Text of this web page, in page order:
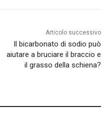
Articolo successivo
Il bicarbonato di sodio può
aiutare a bruciare il braccio e
il grasso della schiena?